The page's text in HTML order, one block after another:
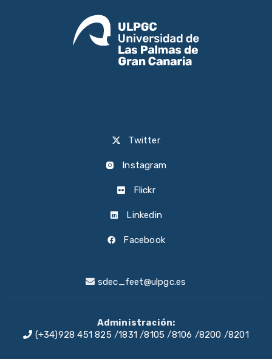
Twitter
Instagram
Flickr
Linkedin
Facebook
sdec_feet@ulpgc.es
Administración:
(+34)928 451 825 /1831/8105 /8106 /8200 /8201